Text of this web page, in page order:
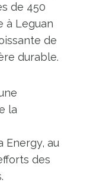
de 450
à Leguan
de
durable.
la
Energy, au
des